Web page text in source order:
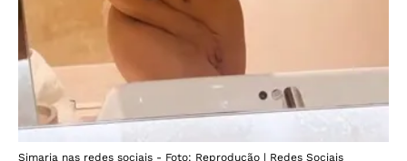
Simaria nas redes sociais - Foto: Reprodução | Redes Sociais